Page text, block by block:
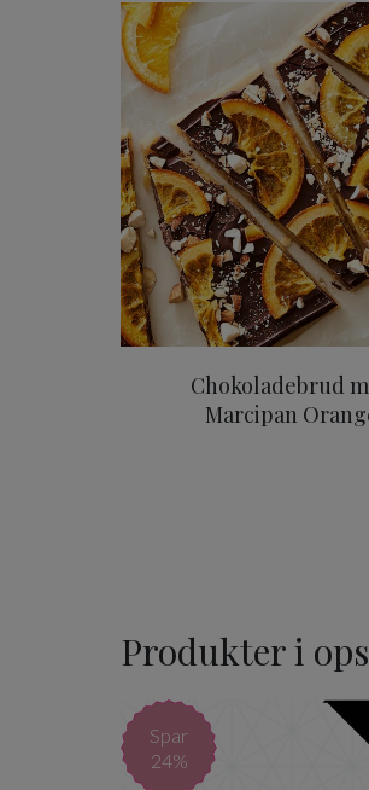
Chokoladebrud
Marcipan
Produkter i
Spar
24%